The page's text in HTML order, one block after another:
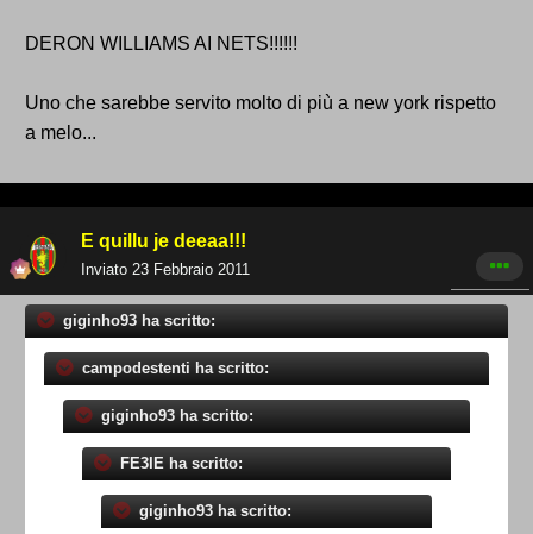
DERON WILLIAMS AI NETS!!!!!!
Uno che sarebbe servito molto di più a new york rispetto
a melo...
E quillu je deeaa!!!
Inviato 23 Febbraio 2011
giginho93 ha scritto:
campodestenti ha scritto:
giginho93 ha scritto:
FE3IE ha scritto:
giginho93 ha scritto: